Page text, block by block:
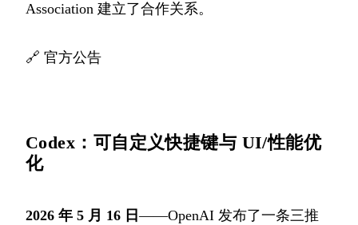
Association 建立了合作关系。
🔗 官方公告
Codex：可自定义快捷键与 UI/性能优
化
2026 年 5 月 16 日——OpenAI 发布了一条三推